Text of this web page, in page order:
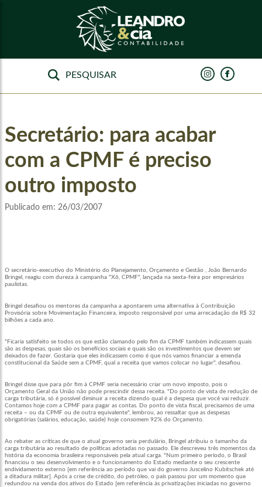
Secretário: para acabar
com a CPMF é preciso
outro imposto
Publicado em: 26/03/2007
O secretário-executivo do Ministério do Planejamento, Orçamento e Gestão , João Bernardo
Bringel, reagiu com dureza à campanha "Xô, CPMF", lançada na sexta-feira por empresários
paulistas.
Bringel desafiou os mentores da campanha a apontarem uma alternativa à Contribuição
Provisória sobre Movimentação Financeira, imposto responsável por uma arrecadação de R$ 32
bilhões a cada ano.
"Ficaria satisfeito se todos os que estão clamando pelo fim da CPMF também indicassem quais
são as despesas, quais são os benefícios sociais e quais são os investimentos que devem ser
deixados de fazer. Gostaria que eles indicassem como é que nós vamos financiar a emenda
constitucional da Saúde sem a CPMF, qual a receita que vamos colocar no lugar", desafiou.
Bringel disse que para pôr fim à CPMF seria necessário criar um novo imposto, pois o
Orçamento Geral da União não pode prescindir dessa receita. "Do ponto de vista de redução de
carga tributária, só é possível diminuir a receita dizendo qual é a despesa que você vai reduzir.
Contamos hoje com a CPMF para pagar as contas. Do ponto de vista fiscal, precisamos de uma
receita – ou da CPMF ou de outra equivalente", lembrou, ao ressaltar que as despesas
obrigatórias (salários, educação, saúde) hoje consomem 92% do Orçamento.
Ao rebater as críticas de que o atual governo seria perdulário, Bringel atribuiu o tamanho da
carga tributária ao resultado de políticas adotadas no passado. Ele descreveu três momentos da
história da economia brasileira responsáveis pela atual carga. "Num primeiro período, o Brasil
financiou o seu desenvolvimento e o funcionamento do Estado mediante o seu crescente
endividamento externo [em referência ao período que vai do governo Juscelino Kubitschek até
a ditadura militar]. Após a crise de crédito, do petróleo, o país passou por um momento que
redundou na venda dos ativos do Estado [em referência às privatizações iniciadas no governo